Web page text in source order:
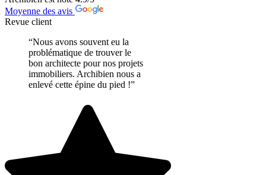
Moyenne des avis
Revue client
“Nous avons souvent eu la
problématique de trouver le
bon architecte pour nos projets
immobiliers. Archibien nous a
enlevé cette épine du pied !”